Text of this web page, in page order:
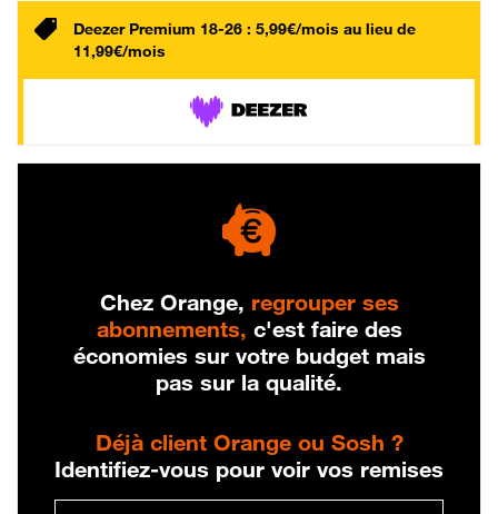
Deezer Premium 18-26 : 5,99€/mois au lieu de
11,99€/mois
Chez Orange, regrouper ses
abonnements, c'est faire des
économies sur votre budget mais
pas sur la qualité.
Déjà client Orange ou Sosh ?
Identifiez-vous pour voir vos remises